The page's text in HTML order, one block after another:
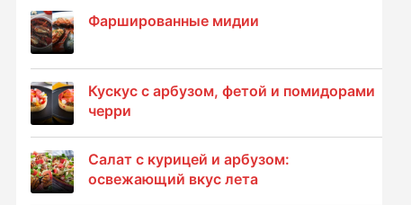
Фаршированные мидии
Кускус с арбузом, фетой и помидорами
черри
Салат с курицей и арбузом:
освежающий вкус лета